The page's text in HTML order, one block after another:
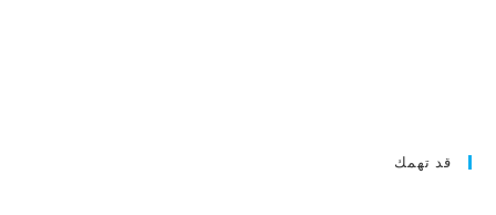
قد تهمك